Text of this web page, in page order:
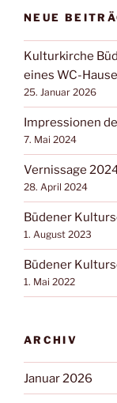
NEUE
Kulturkirche
eines WC-
25. Januar 2026
Impressionen
7. Mai 2024
Vernissage
28. April 2024
Büdener
1. August 2023
Büdener
1. Mai 2022
ARCHIV
Januar 2026